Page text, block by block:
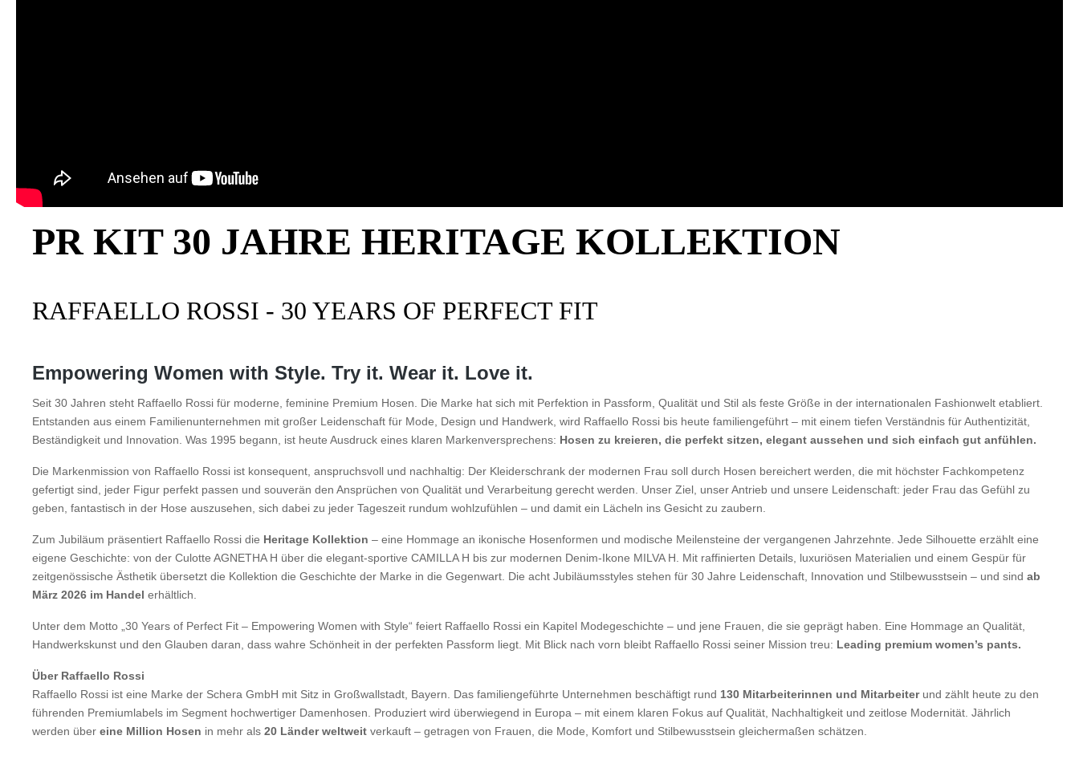
PR KIT 30 JAHRE HERITAGE KOLLEKTION
RAFFAELLO ROSSI - 30 YEARS OF PERFECT FIT
Empowering Women with Style. Try it. Wear it. Love it.
Seit 30 Jahren steht Raffaello Rossi für moderne, feminine Premium Hosen. Die Marke hat sich mit Perfektion in Passform, Qualität und Stil als feste Größe in der internationalen Fashionwelt etabliert.
Entstanden aus einem Familienunternehmen mit großer Leidenschaft für Mode, Design und Handwerk, wird Raffaello Rossi bis heute familiengeführt – mit einem tiefen Verständnis für Authentizität,
Beständigkeit und Innovation. Was 1995 begann, ist heute Ausdruck eines klaren Markenversprechens: Hosen zu kreieren, die perfekt sitzen, elegant aussehen und sich einfach gut anfühlen.
Die Markenmission von Raffaello Rossi ist konsequent, anspruchsvoll und nachhaltig: Der Kleiderschrank der modernen Frau soll durch Hosen bereichert werden, die mit höchster Fachkompetenz
gefertigt sind, jeder Figur perfekt passen und souverän den Ansprüchen von Qualität und Verarbeitung gerecht werden. Unser Ziel, unser Antrieb und unsere Leidenschaft: jeder Frau das Gefühl zu
geben, fantastisch in der Hose auszusehen, sich dabei zu jeder Tageszeit rundum wohlzufühlen – und damit ein Lächeln ins Gesicht zu zaubern.
Zum Jubiläum präsentiert Raffaello Rossi die Heritage Kollektion – eine Hommage an ikonische Hosenformen und modische Meilensteine der vergangenen Jahrzehnte. Jede Silhouette erzählt eine
eigene Geschichte: von der Culotte AGNETHA H über die elegant-sportive CAMILLA H bis zur modernen Denim-Ikone MILVA H. Mit raffinierten Details, luxuriösen Materialien und einem Gespür für
zeitgenössische Ästhetik übersetzt die Kollektion die Geschichte der Marke in die Gegenwart. Die acht Jubiläumsstyles stehen für 30 Jahre Leidenschaft, Innovation und Stilbewusstsein – und sind ab
März 2026 im Handel erhältlich.
Unter dem Motto „30 Years of Perfect Fit – Empowering Women with Style“ feiert Raffaello Rossi ein Kapitel Modegeschichte – und jene Frauen, die sie geprägt haben. Eine Hommage an Qualität,
Handwerkskunst und den Glauben daran, dass wahre Schönheit in der perfekten Passform liegt. Mit Blick nach vorn bleibt Raffaello Rossi seiner Mission treu: Leading premium women’s pants.
Über Raffaello Rossi
Raffaello Rossi ist eine Marke der Schera GmbH mit Sitz in Großwallstadt, Bayern. Das familiengeführte Unternehmen beschäftigt rund 130 Mitarbeiterinnen und Mitarbeiterund zählt heute zu den
führenden Premiumlabels im Segment hochwertiger Damenhosen. Produziert wird überwiegend in Europa – mit einem klaren Fokus auf Qualität, Nachhaltigkeit und zeitlose Modernität. Jährlich
werden über eine Million Hosen in mehr als 20 Länder weltweit verkauft – getragen von Frauen, die Mode, Komfort und Stilbewusstsein gleichermaßen schätzen.